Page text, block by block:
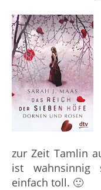
zur Zeit Tamlin
ist wahnsinnig
einfach toll. 🙂